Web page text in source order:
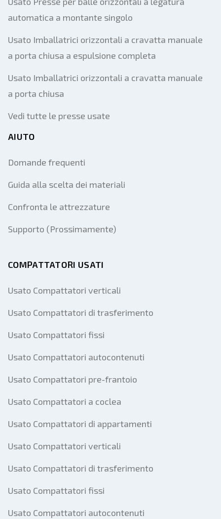
automatica a montante singolo
Usato Imballatrici orizzontali a cravatta manuale
a porta chiusa a espulsione completa
Usato Imballatrici orizzontali a cravatta manuale
a porta chiusa
Vedi tutte le presse usate
AIUTO
Domande frequenti
Guida alla scelta dei materiali
Confronta le attrezzature
Supporto (Prossimamente)
COMPATTATORI USATI
Usato Compattatori verticali
Usato Compattatori di trasferimento
Usato Compattatori fissi
Usato Compattatori autocontenuti
Usato Compattatori pre-frantoio
Usato Compattatori a coclea
Usato Compattatori di appartamenti
Usato Compattatori verticali
Usato Compattatori di trasferimento
Usato Compattatori fissi
Usato Compattatori autocontenuti